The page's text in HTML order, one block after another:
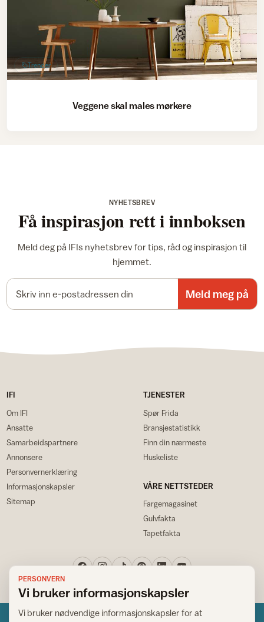
Trender
Veggene skal males mørkere
NYHETSBREV
Få inspirasjon rett i innboksen
Meld deg på IFIs nyhetsbrev for tips, råd og inspirasjon til
hjemmet.
Meld meg på
IFI
Om IFI
Ansatte
Samarbeidspartnere
Annonsere
Personvernerklæring
Informasjonskapsler
Sitemap
TJENESTER
Spør Frida
Bransjestatistikk
Finn din nærmeste
Huskeliste
VÅRE NETTSTEDER
Fargemagasinet
Gulvfakta
Tapetfakta
PERSONVERN
Vi bruker informasjonskapsler
Vi bruker nødvendige informasjonskapsler for at